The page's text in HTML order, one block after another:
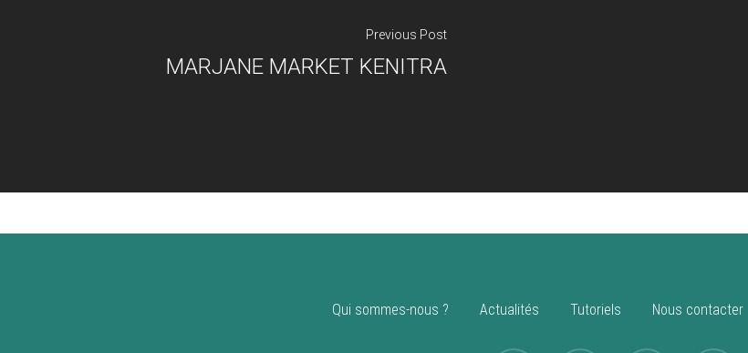
Previous Post
MARJANE MARKET KENITRA
Qui sommes-nous ? Actualités Tutoriels Nous contacter